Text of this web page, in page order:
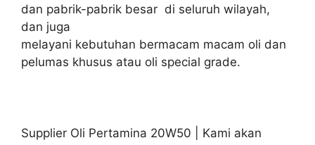
dan pabrik-pabrik besar di seluruh wilayah,
dan juga
melayani kebutuhan bermacam macam oli dan
pelumas khusus atau oli special grade.
Supplier Oli Pertamina 20W50 | Kami akan